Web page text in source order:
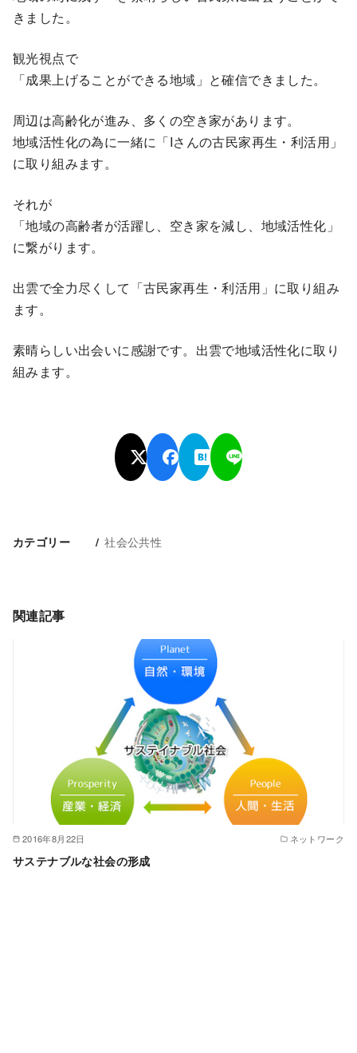
きました。
観光視点で
「成果上げることができる地域」と確信できました。
周辺は高齢化が進み、多くの空き家があります。
地域活性化の為に一緒に「Iさんの古民家再生・利活用」
に取り組みます。
それが
「地域の高齢者が活躍し、空き家を減し、地域活性化」
に繋がります。
出雲で全力尽くして「古民家再生・利活用」に取り組み
ます。
素晴らしい出会いに感謝です。出雲で地域活性化に取り
組みます。
カテゴリー 社会公共性
関連記事
2016年8月22日 ネットワーク
サステナブルな社会の形成